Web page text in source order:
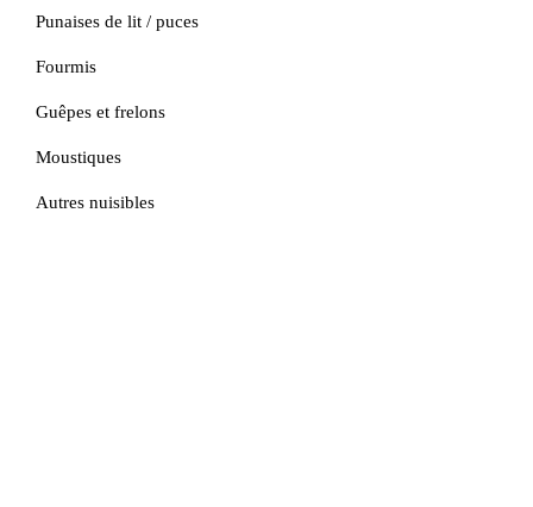
Punaises de lit / puces
Fourmis
Guêpes et frelons
Moustiques
Autres nuisibles